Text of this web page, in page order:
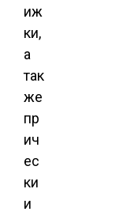
иж
ки,
а
так
же
пр
ич
ес
ки
и